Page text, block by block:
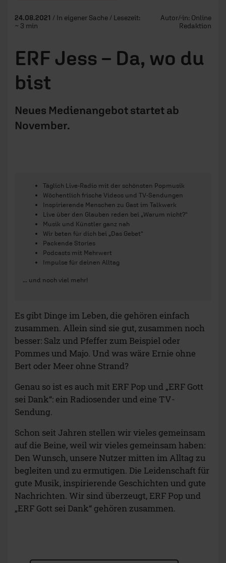
24.08.2021 / In eigener Sache / Lesezeit:
~ 3 min
Autor/-in: Online
Redaktion
ERF Jess – Da, wo du
bist
Neues Medienangebot startet ab
November.
Täglich Live-Radio mit der schönsten Popmusik
Wöchentlich frische Videos und TV-Sendungen
Inspirierende Menschen zu Gast im Talkwerk
Live über den Glauben reden bei „Warum nicht?“
Musik und Künstler ganz nah
Wir beten für dich bei „Das Gebet“
Packende Stories
Podcasts mit Mehrwert
Impulse für deinen Alltag
... und noch viel mehr!
Es gibt Dinge im Leben, die gehören einfach
zusammen. Allein sind sie gut, zusammen noch
besser: Salz und Pfeffer zum Beispiel oder
Pommes und Majo. Und was wäre Ernie ohne
Bert oder Meer ohne Strand?
Genau so ist es auch mit ERF Pop und „ERF Gott
sei Dank“: ein Radiosender und eine TV-
Sendung.
Schon seit Jahren stellen wir vieles gemeinsam
auf die Beine, weil wir vieles gemeinsam haben:
Den Wunsch, unsere Nutzer mitten im Alltag zu
begleiten und zu ermutigen. Die Leidenschaft für
gute Musik, inspirierende Geschichten und gute
Nachrichten. Wir sind überzeugt, ERF Pop und
„ERF Gott sei Dank“ gehören zusammen.